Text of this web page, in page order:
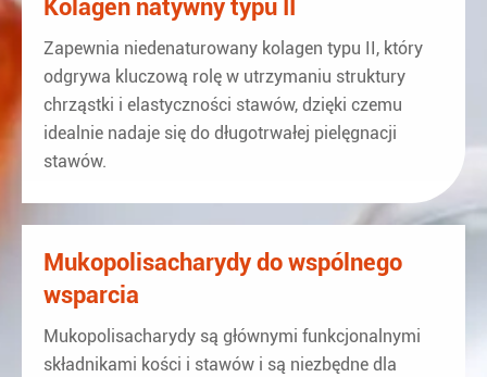
Kolagen natywny typu II
Zapewnia niedenaturowany kolagen typu II, który
odgrywa kluczową rolę w utrzymaniu struktury
chrząstki i elastyczności stawów, dzięki czemu
idealnie nadaje się do długotrwałej pielęgnacji
stawów.
Mukopolisacharydy do wspólnego
wsparcia
Mukopolisacharydy są głównymi funkcjonalnymi
składnikami kości i stawów i są niezbędne dla